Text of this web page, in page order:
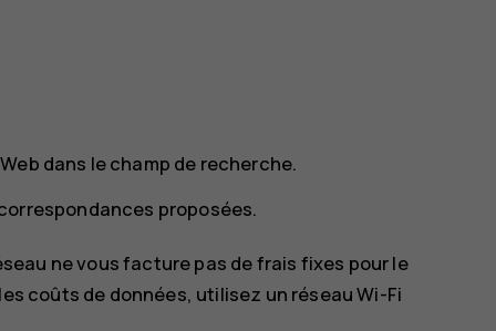
dans le champ de recherche.
proposées.
ne vous facture pas de frais fixes pour le
coûts de données, utilisez un réseau Wi-Fi